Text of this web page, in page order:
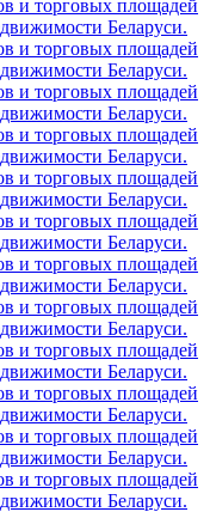
и торговых площадей
Беларуси.
и торговых площадей
Беларуси.
и торговых площадей
Беларуси.
и торговых площадей
Беларуси.
и торговых площадей
Беларуси.
и торговых площадей
Беларуси.
и торговых площадей
Беларуси.
и торговых площадей
Беларуси.
и торговых площадей
Беларуси.
и торговых площадей
Беларуси.
и торговых площадей
Беларуси.
и торговых площадей
Беларуси.